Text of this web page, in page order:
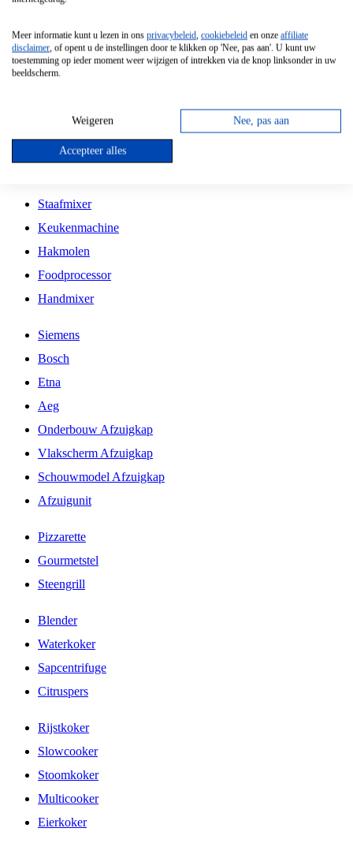
Vrijstaande Magnetron
Vrijstaande Kookplaat
Inbouw Gaskookplaat
Inbouw Keramische Kookplaat
Kookplaat Accessoires
Staafmixer
Keukenmachine
Hakmolen
Foodprocessor
Handmixer
Siemens
Bosch
Etna
Aeg
Onderbouw Afzuigkap
Vlakscherm Afzuigkap
Schouwmodel Afzuigkap
Afzuigunit
Pizzarette
Gourmetstel
Steengrill
Blender
Waterkoker
Sapcentrifuge
Citruspers
Rijstkoker
Slowcooker
Stoomkoker
Multicooker
Eierkoker
Meer informatie kunt u lezen in ons privacybeleid, cookiebeleid en onze affiliate
disclaimer, of opent u de instellingen door te klikken op 'Nee, pas aan'. U kunt uw
toestemming op ieder moment weer wijzigen of intrekken via de knop linksonder in uw
beeldscherm.
Weigeren Nee, pas aan
Accepteer alles